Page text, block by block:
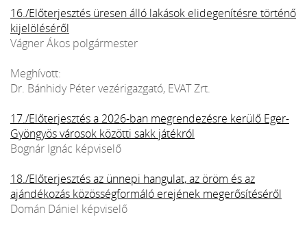
16./Előterjesztés üresen álló lakások elidegenítésre történő
kijelöléséről
Vágner Ákos polgármester
Meghívott:
Dr. Bánhidy Péter vezérigazgató, EVAT Zrt.
17./Előterjesztés a 2026-ban megrendezésre kerülő Eger-
Gyöngyös városok közötti sakk játékról
Bognár Ignác képviselő
18./Előterjesztés az ünnepi hangulat, az öröm és az
ajándékozás közösségformáló erejének megerősítéséről
Domán Dániel képviselő